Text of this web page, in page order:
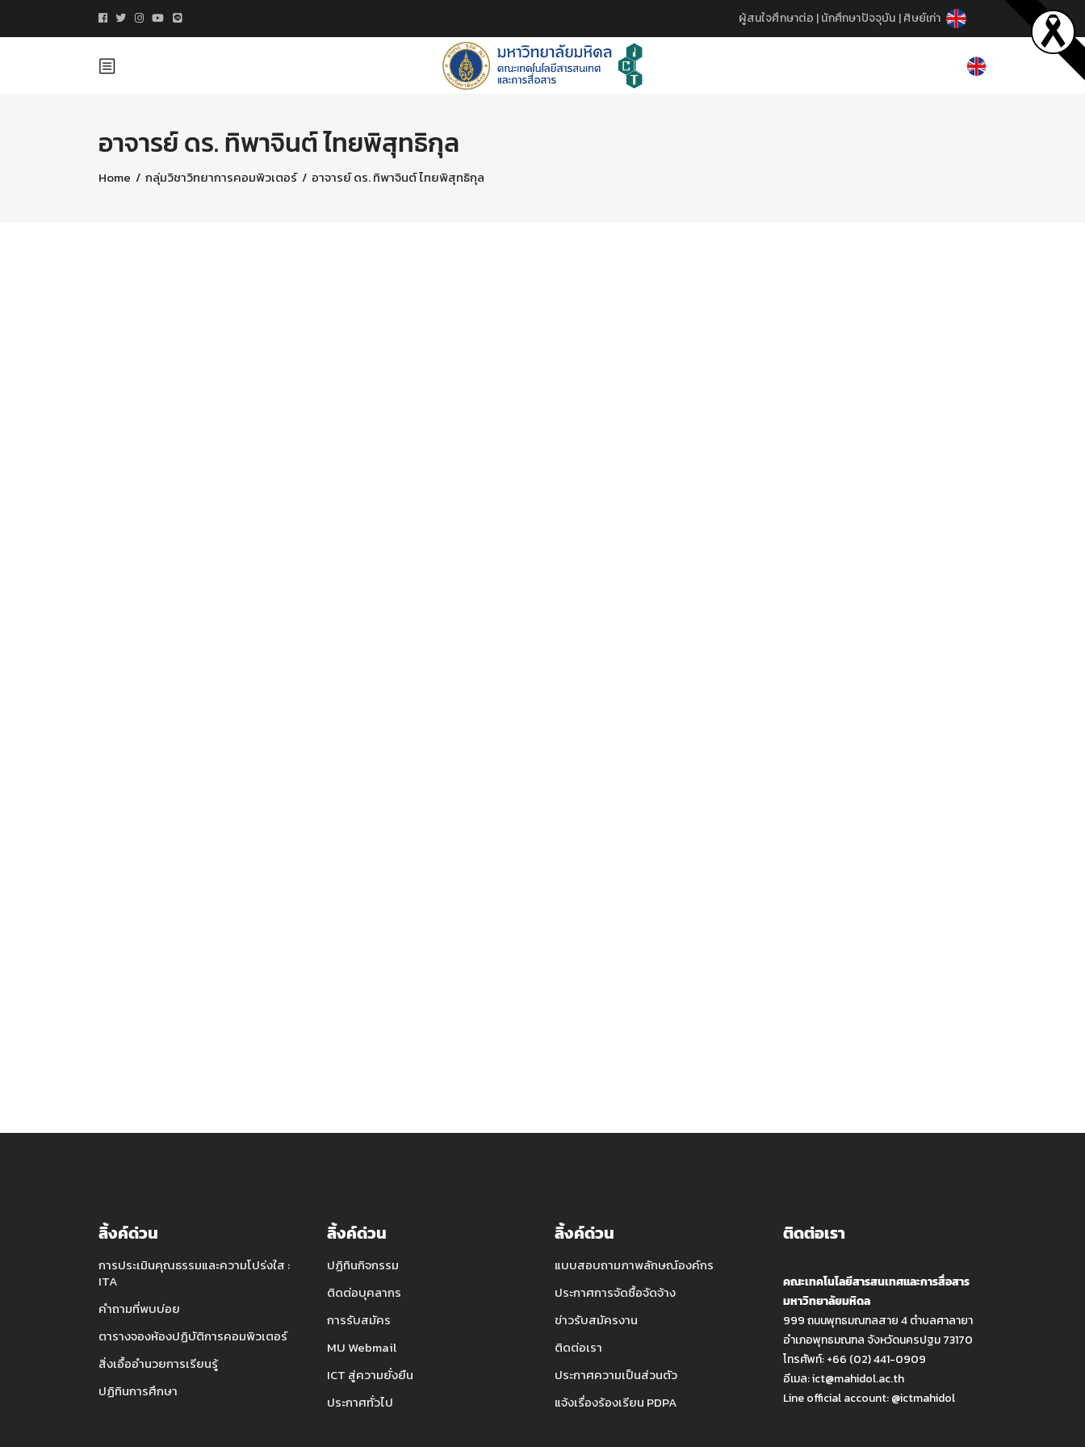
ผู้สนใจศึกษาต่อ |นักศึกษาปัจจุบัน |ศิษย์เก่า
อาจารย์ ดร. ทิพาจินต์ ไทยพิสุทธิกุล
Home / กลุ่มวิชาวิทยาการคอมพิวเตอร์/ อาจารย์ ดร. ทิพาจินต์ ไทยพิสุทธิกุล
ลิ้งค์ด่วน
การประเมินคุณธรรมและความโปร่งใส :
ITA
คำถามที่พบบ่อย
ตารางจองห้องปฏิบัติการคอมพิวเตอร์
สิ่งเอื้ออำนวยการเรียนรู้
ปฏิทินการศึกษา
ลิ้งค์ด่วน
ปฏิทินกิจกรรม
ติดต่อบุคลากร
การรับสมัคร
MU Webmail
ICT สู่ความยั่งยืน
ประกาศทั่วไป
ลิ้งค์ด่วน
แบบสอบถามภาพลักษณ์องค์กร
ประกาศการจัดซื้อจัดจ้าง
ข่าวรับสมัครงาน
ติดต่อเรา
ประกาศความเป็นส่วนตัว
แจ้งเรื่องร้องเรียน PDPA
ติดต่อเรา
คณะเทคโนโลยีสารสนเทศและการสื่อสาร
มหาวิทยาลัยมหิดล
999 ถนนพุทธมณฑลสาย 4 ตำบลศาลายา
อำเภอพุทธมณฑล จังหวัดนครปฐม 73170
โทรศัพท์: +66 (02) 441-0909
อีเมล:ict@mahidol.ac.th
Line official account:@ictmahidol